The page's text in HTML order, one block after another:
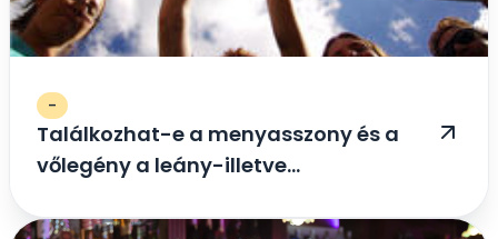
-
Találkozhat-e a menyasszony és a
vőlegény a leány-illetve